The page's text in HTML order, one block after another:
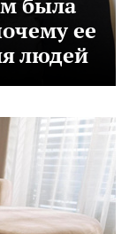
была
ее
людей